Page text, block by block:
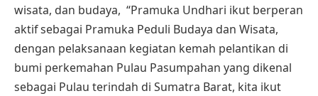
wisata, dan budaya, “Pramuka Undhari ikut berperan
aktif sebagai Pramuka Peduli Budaya dan Wisata,
dengan pelaksanaan kegiatan kemah pelantikan di
bumi perkemahan Pulau Pasumpahan yang dikenal
sebagai Pulau terindah di Sumatra Barat, kita ikut